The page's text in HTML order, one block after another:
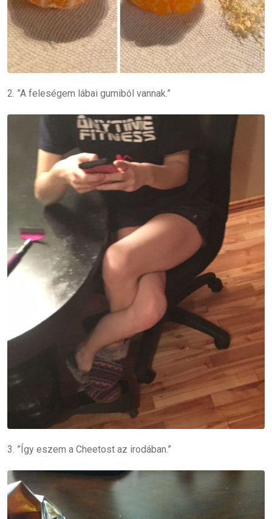
2. ”A feleségem lábai gumiból vannak.”
3. ”Így eszem a Cheetost az irodában.”